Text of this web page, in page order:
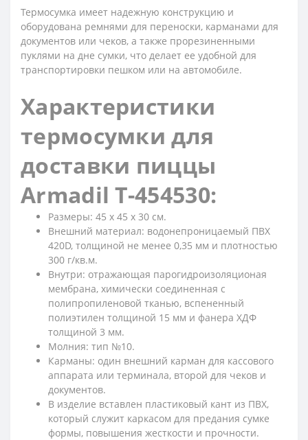
Термосумка имеет надежную конструкцию и
оборудована ремнями для переноски, карманами для
документов или чеков, а также прорезиненными
пуклями на дне сумки, что делает ее удобной для
транспортировки пешком или на автомобиле.
Характеристики
термосумки для
доставки пиццы
Armadil Т-454530:
Размеры: 45 x 45 x 30 см.
Внешний материал: водонепроницаемый ПВХ
420D, толщиной не менее 0,35 мм и плотностью
300 г/кв.м.
Внутри: отражающая парогидроизоляционая
мембрана, химически соединенная с
полипропиленовой тканью, вспененный
полиэтилен толщиной 15 мм и фанера ХДФ
толщиной 3 мм.
Молния: тип №10.
Карманы: один внешний карман для кассового
аппарата или терминала, второй для чеков и
документов.
В изделие вставлен пластиковый кант из ПВХ,
который служит каркасом для предания сумке
формы, повышения жесткости и прочности.